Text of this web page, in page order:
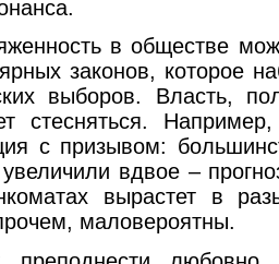
в обществе
законов, которое
выборов. Власть,
стесняться.
с призывом:
вдвое –
вырастет в
маловероятны.